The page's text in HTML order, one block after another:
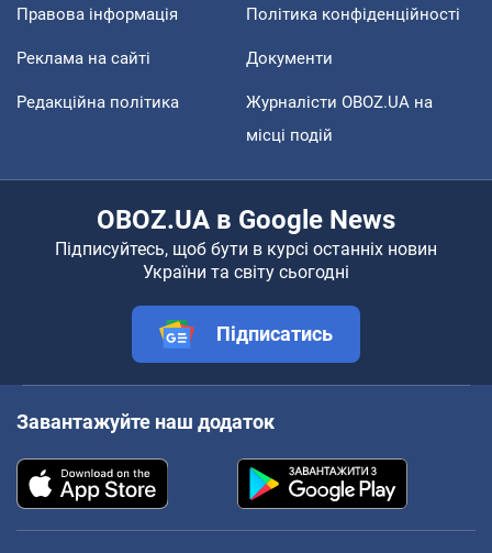
Правова інформація Політика конфіденційності
Реклама на сайті Документи
Редакційна політика
Журналісти OBOZ.UA на
місці подій
OBOZ.UA в Google News
Підписуйтесь, щоб бути в курсі останніх новин
України та світу сьогодні
Підписатись
Завантажуйте наш додаток